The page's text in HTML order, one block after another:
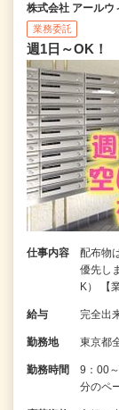
株式会社 アールウ
業務委託
週1日～OK！
仕事内容
配布物
優先し
K） 【
給与 完全出
勤務地 東京都
勤務時間
9：00
分のペ